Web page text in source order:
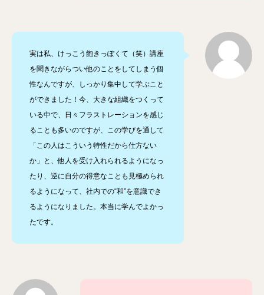
実は私、けっこう飽きっぽくて（笑）講座
を聞きながらつい他のことをしてしまう個
性なんですが、しっかり集中して学ぶこと
ができました！今、大きな組織をつくって
いる中で、日々フラストレーションを感じ
ることも多いのですが、この学びを通して
「この人はこういう特性だから仕方ない
か」と、他人を受け入れられるようになっ
たり、逆に自分の得意なことも見極められ
るようになって、社内での“和”を意識でき
るようになりました。本当に学んでよかっ
たです。